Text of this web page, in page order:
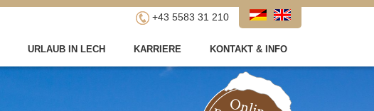
+43 5583 31 210
URLAUB IN LECH KARRIERE KONTAKT & INFO